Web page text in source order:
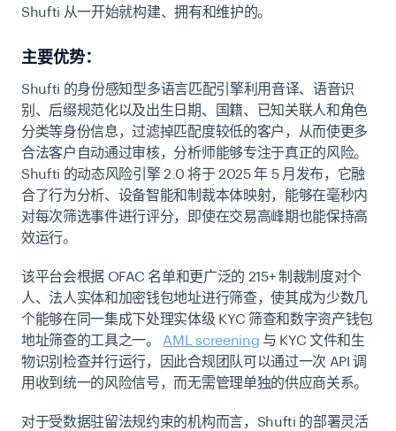
Shufti 从一开始就构建、拥有和维护的。
主要优势：
Shufti 的身份感知型多语言匹配引擎利用音译、语音识
别、后缀规范化以及出生日期、国籍、已知关联人和角色
分类等身份信息，过滤掉匹配度较低的客户，从而使更多
合法客户自动通过审核，分析师能够专注于真正的风险。
Shufti 的动态风险引擎 2.0 将于 2025 年 5 月发布，它融
合了行为分析、设备智能和制裁本体映射，能够在毫秒内
对每次筛选事件进行评分，即使在交易高峰期也能保持高
效运行。
该平台会根据 OFAC 名单和更广泛的 215+ 制裁制度对个
人、法人实体和加密钱包地址进行筛查，使其成为少数几
个能够在同一集成下处理实体级 KYC 筛查和数字资产钱包
地址筛查的工具之一。AML screening 与 KYC 文件和生
物识别检查并行运行，因此合规团队可以通过一次 API 调
用收到统一的风险信号，而无需管理单独的供应商关系。
对于受数据驻留法规约束的机构而言，Shufti 的部署灵活